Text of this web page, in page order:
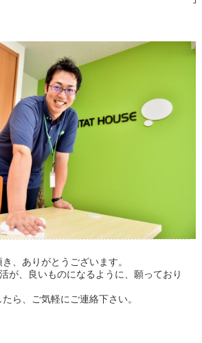
、ありがとうございます。
が、良いものになるように、願っており
ら、ご気軽にご連絡下さい。